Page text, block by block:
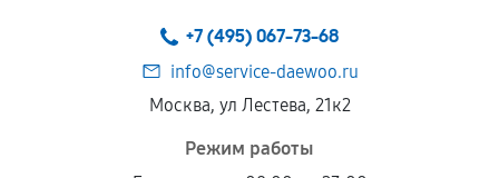
+7 (495) 067-73-68
info@service-daewoo.ru
Москва, ул Лестева, 21к2
Режим работы